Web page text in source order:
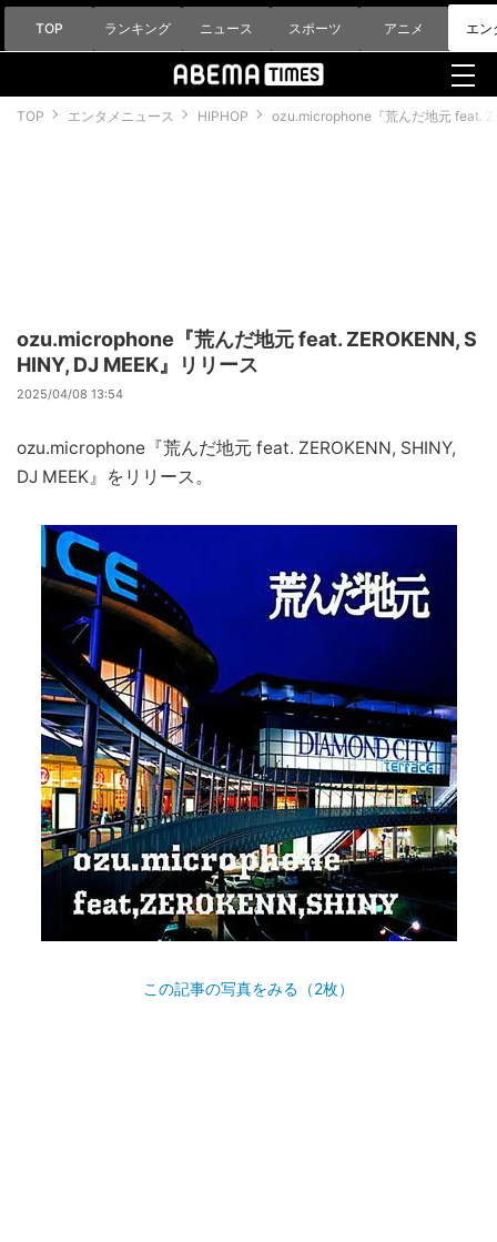
TOP ランキング ニュース スポーツ アニメ エン
TOP エンタメニュース HIPHOP ozu.microphone『荒んだ地元 feat.
ozu.microphone『荒んだ地元 feat. ZEROKENN, S
HINY, DJ MEEK』リリース
2025/04/08 13:54
ozu.microphone『荒んだ地元 feat. ZEROKENN, SHINY,
DJ MEEK』をリリース。
この記事の写真をみる（2枚）